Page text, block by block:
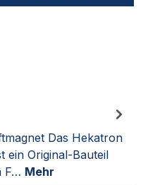
Das Hekatron
ein Original-Bauteil
F… Mehr